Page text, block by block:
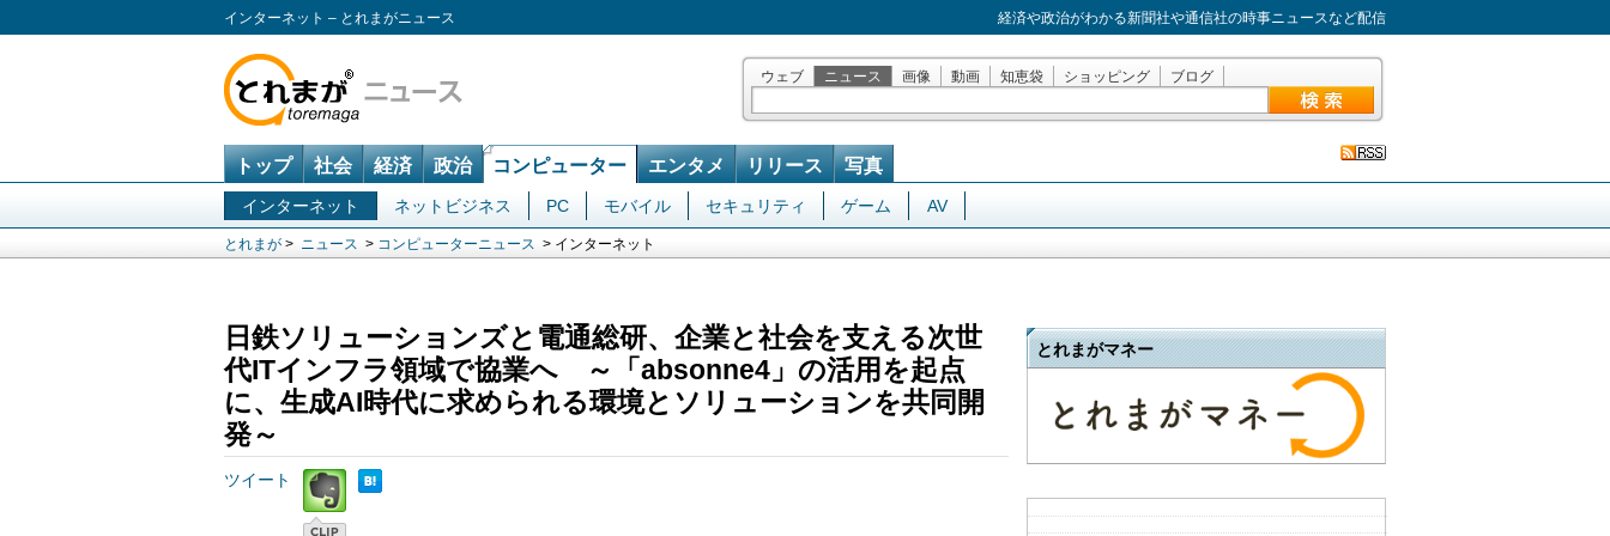
インターネット – とれまがニュース 経済や政治がわかる新聞社や通信社の時事ニュースなど配信
ウェブ ニュース 画像 動画 知恵袋 ショッピング ブログ
トップ 社会 経済 政治 コンピューター エンタメ リリース 写真
インターネット ネットビジネス PC モバイル セキュリティ ゲーム AV
とれまが > ニュース > コンピューターニュース > インターネット
日鉄ソリューションズと電通総研、企業と社会を支える次世
代ITインフラ領域で協業へ ～「absonne4」の活用を起点
に、生成AI時代に求められる環境とソリューションを共同開
発～
ツイート
とれまがマネー